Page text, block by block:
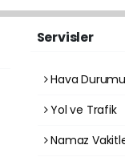
Servisler
Hava Durumu
Yol ve Trafik
Namaz